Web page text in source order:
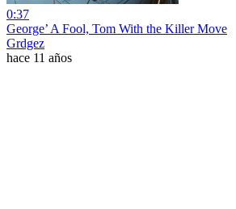
0:37
George’ A Fool, Tom With the Killer Move
Grdgez
hace 11 años